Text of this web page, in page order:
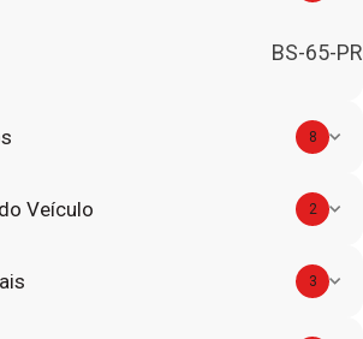
BS-65-PR
8
Veículo 2
3